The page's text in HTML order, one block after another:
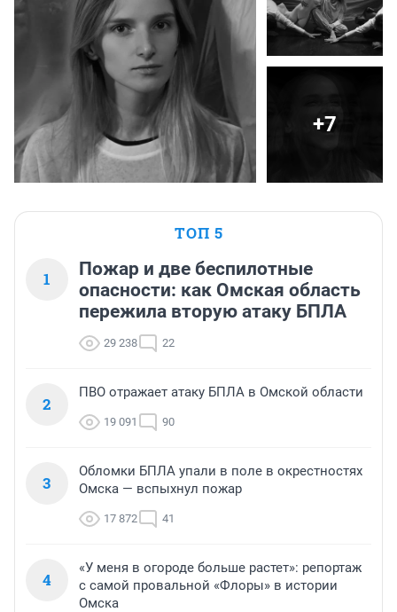
+7
ТОП 5
1
Пожар и две беспилотные
опасности: как Омская область
пережила вторую атаку БПЛА
29 238 22
2
ПВО отражает атаку БПЛА в Омской области
19 091 90
3
Обломки БПЛА упали в поле в окрестностях
Омска — вспыхнул пожар
17 872 41
4
«У меня в огороде больше растет»: репортаж
с самой провальной «Флоры» в истории
Омска